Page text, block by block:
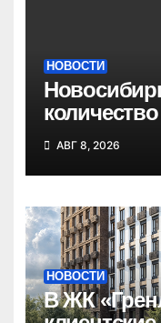
НОВОСТИ
праздники
АВГ 8, 2026
НОВОСТИ
В ЖК